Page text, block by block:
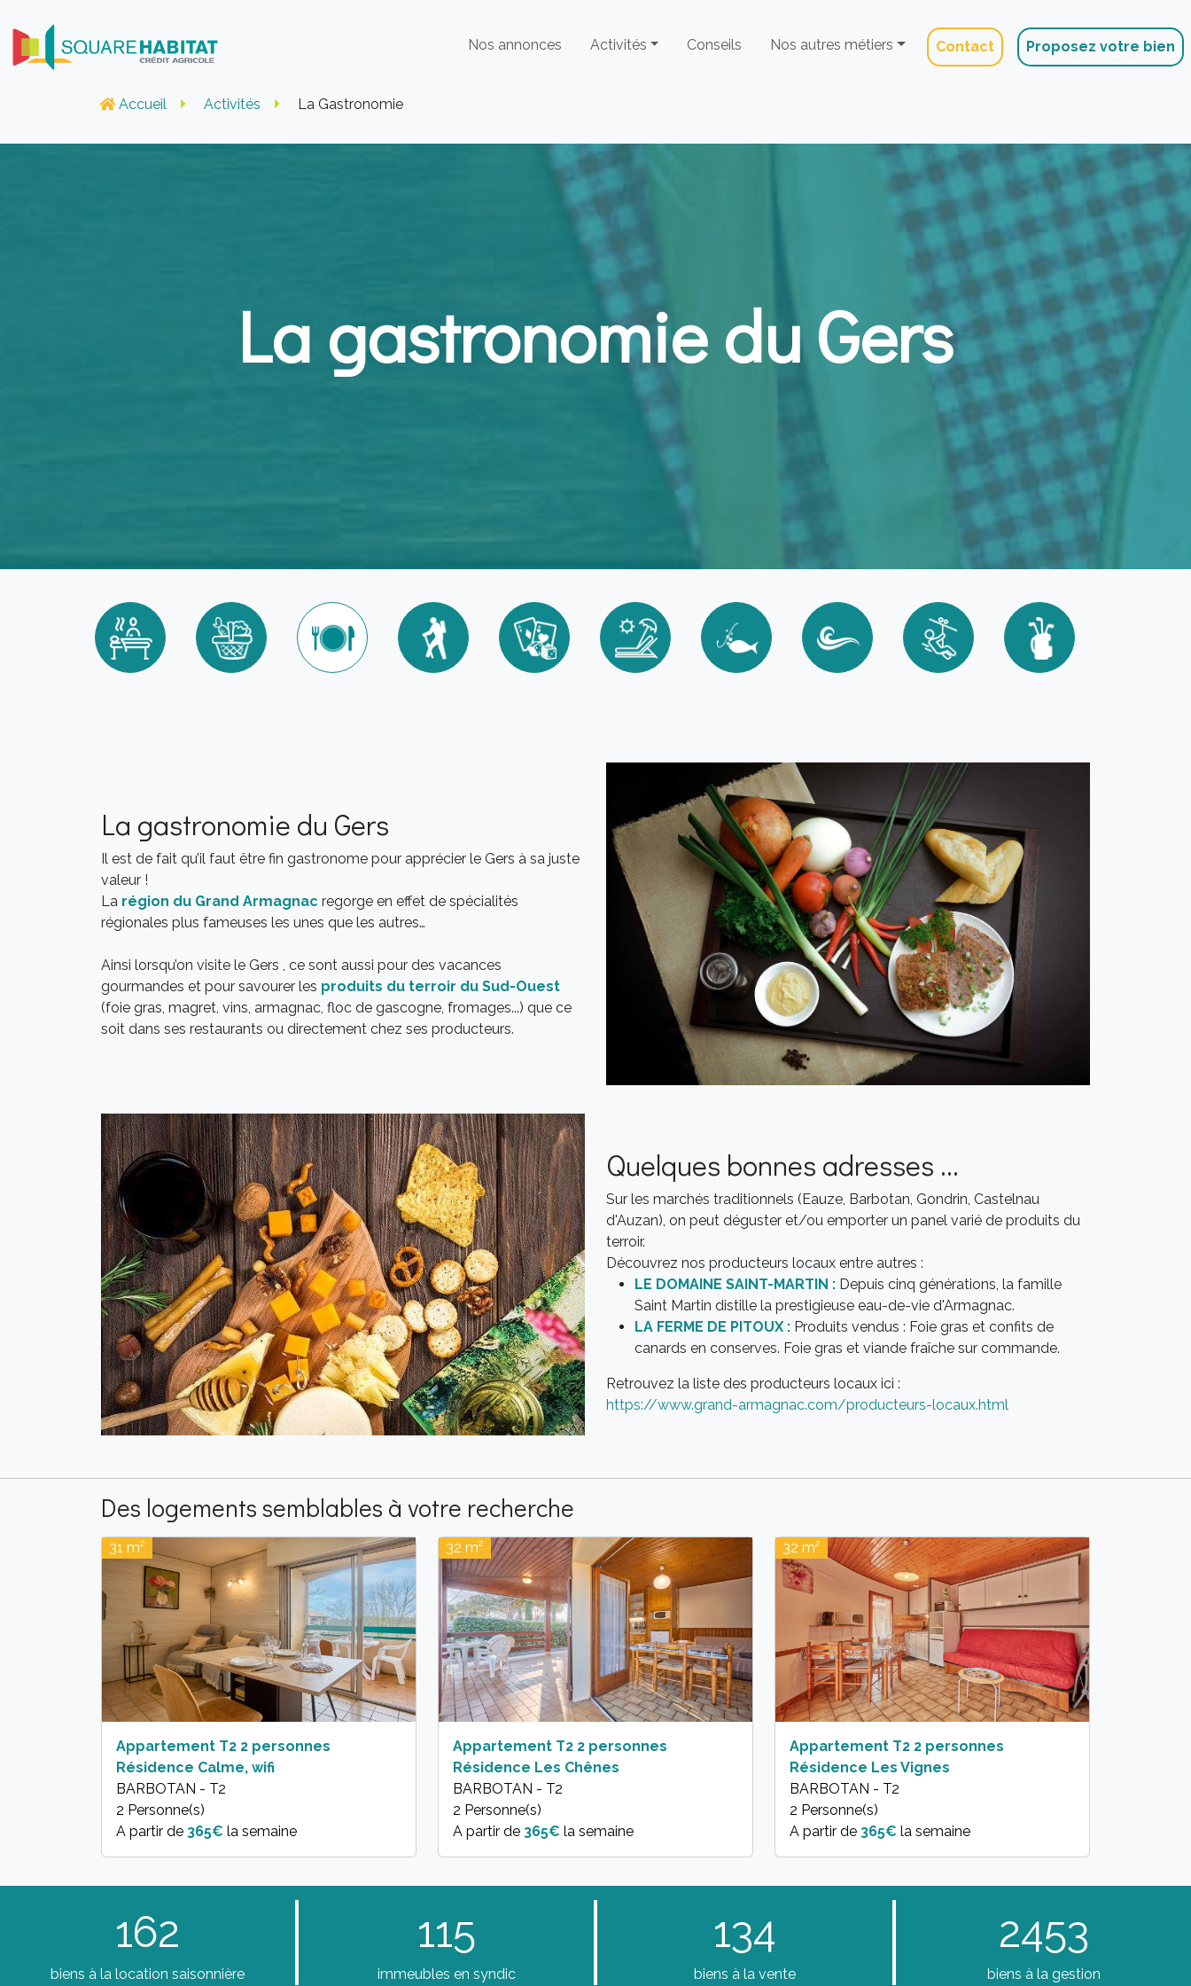
Nos annonces Activités Conseils Nos autres métiers Contact Proposez votre bien
Accueil Activités La Gastronomie
La gastronomie du Gers
La gastronomie du Gers
Il est de fait qu’il faut être fin gastronome pour apprécier le Gers à sa juste
valeur !
La région du Grand Armagnac regorge en effet de spécialités
régionales plus fameuses les unes que les autres…
Ainsi lorsqu’on visite le Gers , ce sont aussi pour des vacances
gourmandes et pour savourer les produits du terroir du Sud-Ouest
(foie gras, magret, vins, armagnac, floc de gascogne, fromages...) que ce
soit dans ses restaurants ou directement chez ses producteurs.
Quelques bonnes adresses ...
Sur les marchés traditionnels (Eauze, Barbotan, Gondrin, Castelnau
d'Auzan), on peut déguster et/ou emporter un panel varié de produits du
terroir.
Découvrez nos producteurs locaux entre autres :
LE DOMAINE SAINT-MARTIN : Depuis cinq générations, la famille
Saint Martin distille la prestigieuse eau-de-vie d'Armagnac.
LA FERME DE PITOUX : Produits vendus : Foie gras et confits de
canards en conserves. Foie gras et viande fraîche sur commande.
Retrouvez la liste des producteurs locaux ici :
https://www.grand-armagnac.com/producteurs-locaux.html
Des logements semblables à votre recherche
31 m²
Appartement T2 2 personnes
Résidence Calme, wifi
BARBOTAN - T2
2 Personne(s)
A partir de 365€ la semaine
32 m²
Appartement T2 2 personnes
Résidence Les Chênes
BARBOTAN - T2
2 Personne(s)
A partir de 365€ la semaine
32 m²
Appartement T2 2 personnes
Résidence Les Vignes
BARBOTAN - T2
2 Personne(s)
A partir de 365€ la semaine
162
biens à la location saisonnière
115
immeubles en syndic
134
biens à la vente
2453
biens à la gestion